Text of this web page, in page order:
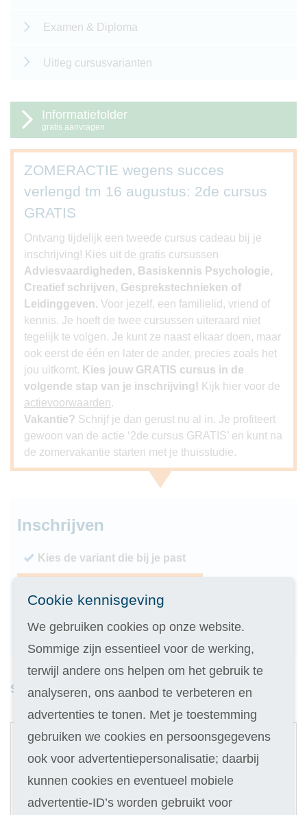
Examen & Diploma
Uitleg cursusvarianten
Informatiefolder
gratis aanvragen
ZOMERACTIE wegens succes
verlengd tm 16 augustus: 2de cursus
GRATIS
Ontvang tijdelijk een tweede cursus cadeau bij je
inschrijving! Kies uit de gratis cursussen
Adviesvaardigheden, Basiskennis Psychologie,
Creatief schrijven, Gesprekstechnieken of
Leidinggeven. Voor jezelf, een familielid, vriend of
kennis. Je hoeft de twee cursussen uiteraard niet
tegelijk te volgen. Je kunt ze naast elkaar doen, maar
ook eerst de één en later de ander, precies zoals het
jou uitkomt. Kies jouw GRATIS cursus in de
volgende stap van je inschrijving! Kijk hier voor de
actievoorwaarden.
Vakantie? Schrijf je dan gerust nu al in. Je profiteert
gewoon van de actie ‘2de cursus GRATIS’ en kunt na
de zomervakantie starten met je thuisstudie.
Inschrijven
Kies de variant die bij je past
14 dagen vrijblijvend proberen
Geld terug als je niet slaagt
Studieduur: 5 maanden
Digitale cursus
619
1
Cookie kennisgeving
We gebruiken cookies op onze website.
Sommige zijn essentieel voor de werking,
terwijl andere ons helpen om het gebruik te
analyseren, ons aanbod te verbeteren en
advertenties te tonen. Met je toestemming
gebruiken we cookies en persoonsgegevens
ook voor advertentiepersonalisatie; daarbij
kunnen cookies en eventueel mobiele
advertentie-ID’s worden gebruikt voor